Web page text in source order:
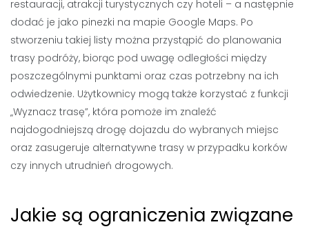
restauracji, atrakcji turystycznych czy hoteli – a następnie
dodać je jako pinezki na mapie Google Maps. Po
stworzeniu takiej listy można przystąpić do planowania
trasy podróży, biorąc pod uwagę odległości między
poszczególnymi punktami oraz czas potrzebny na ich
odwiedzenie. Użytkownicy mogą także korzystać z funkcji
„Wyznacz trasę”, która pomoże im znaleźć
najdogodniejszą drogę dojazdu do wybranych miejsc
oraz zasugeruje alternatywne trasy w przypadku korków
czy innych utrudnień drogowych.
Jakie są ograniczenia związane